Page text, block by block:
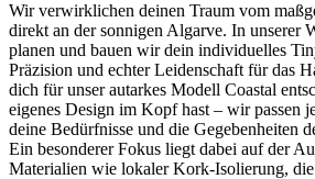
Wir verwirklichen deinen Traum vom
direkt an der sonnigen Algarve. In unserer
planen und bauen wir dein individuelles
Präzision und echter Leidenschaft für das
dich für unser autarkes Modell Coastal
eigenes Design im Kopf hast – wir passen
deine Bedürfnisse und die Gegebenheiten
Ein besonderer Fokus liegt dabei auf der
Materialien wie lokaler Kork-Isolierung,